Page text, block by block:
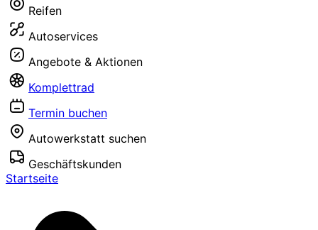
Reifen
Autoservices
Angebote & Aktionen
Komplettrad
Termin buchen
Autowerkstatt suchen
Geschäftskunden
Startseite